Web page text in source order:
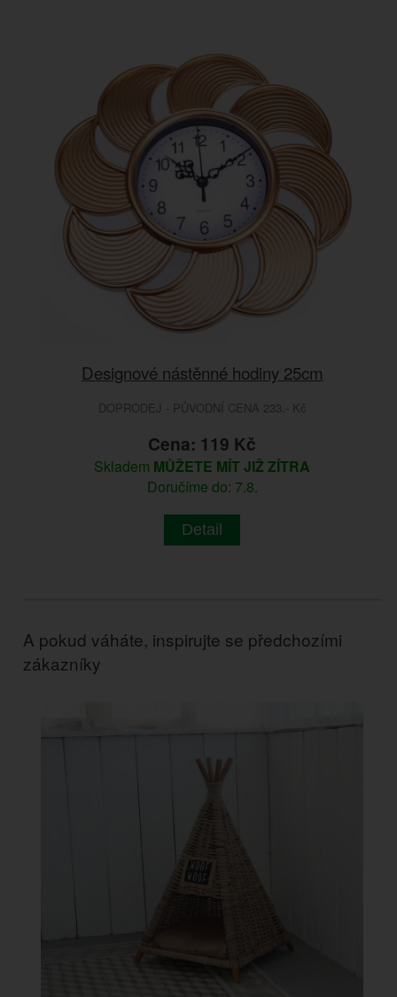
Designové nástěnné hodiny 25cm
DOPRODEJ - PŮVODNÍ CENA 233.- Kč
Cena: 119 Kč
Skladem MŮŽETE MÍT JIŽ ZÍTRA
Doručíme do: 7.8.
Detail
A pokud váháte, inspirujte se předchozími
zákazníky